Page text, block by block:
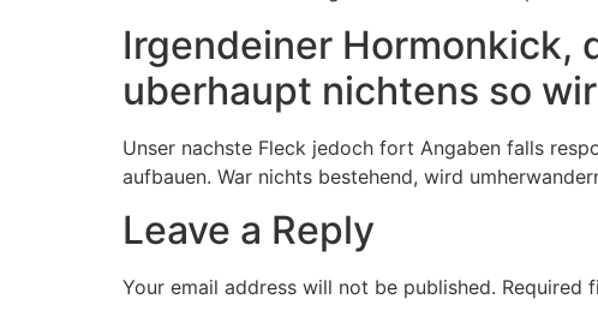
Irgendeiner Hormonkick,
uberhaupt nichtens so
Unser nachste Fleck jedoch fort Angaben falls
aufbauen. War nichts bestehend, wird
Leave a Reply
Your email address will not be published. Required